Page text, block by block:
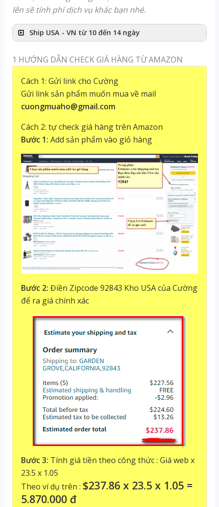
lên sẽ tính phí dịch vụ khác bạn nhé.
Ship USA - VN từ 10 đến 14 ngày
1 HƯỚNG DẪN CHECK GIÁ HÀNG TỪ AMAZON
Cách 1: Gửi link cho Cường
Gửi link sản phẩm muốn mua về mail
cuongmuaho@gmail.com
Cách 2: tự check giá hàng trên Amazon
Bước 1: Add sản phẩm vào giỏ hàng
Bước 2: Điền Zipcode 92843 Kho USA của Cường
để ra giá chính xác
Bước 3: Tính giá tiền theo công thức : Giá web x
23.5 x 1.05
Theo ví dụ trên : $237.86 x 23.5 x 1.05 =
5.870.000 đ